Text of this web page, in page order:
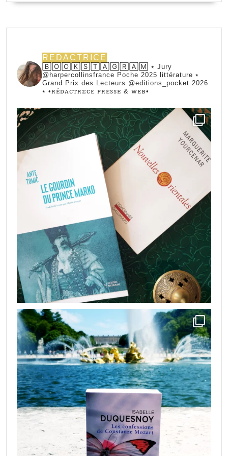
REDACTRICE
🄱🄾🄾🄺🅂🅃🄰🄶🅁🄰🄼 ⭑ Jury
@harpercollinsfrance Poche 2025 littérature ⭑
Grand Prix des Lecteurs @editions_pocket 2026
⭑ •ꭱꭼ́ꭰꭺꮯꭲꭱꮖꮯꭼ ꮲꭱꭼꮪꮪꭼ & ꮃꭼᏼ•